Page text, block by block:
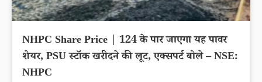
NHPC Share Price | 124 के पार जाएगा यह पावर
शेयर, PSU स्टॉक खरीदने की लूट, एक्सपर्ट बोले – NSE:
NHPC